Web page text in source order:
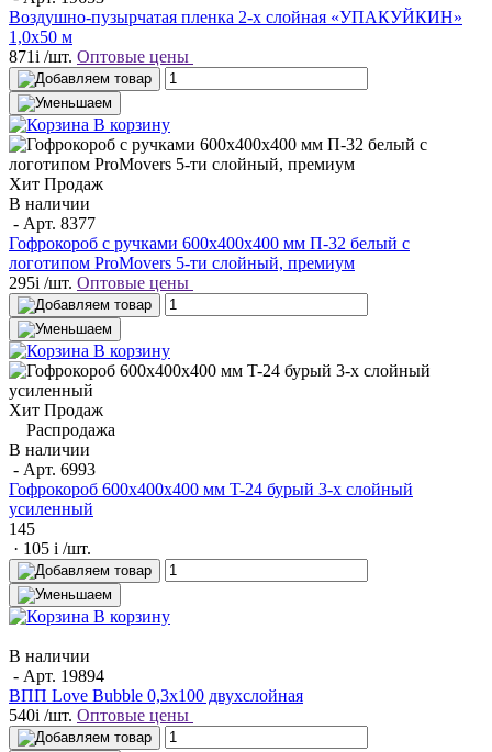
Воздушно-пузырчатая пленка 2-х слойная «УПАКУЙКИН»
1,0х50 м
871i /шт. Оптовые цены
В корзину
Хит Продаж
В наличии
- Арт. 8377
Гофрокороб с ручками 600х400х400 мм П-32 белый с
логотипом ProMovers 5-ти слойный, премиум
295i /шт. Оптовые цены
В корзину
Хит Продаж
Распродажа
В наличии
- Арт. 6993
Гофрокороб 600x400x400 мм T-24 бурый 3-х слойный
усиленный
145
· 105 i /шт.
В корзину
В наличии
- Арт. 19894
ВПП Love Bubble 0,3х100 двухслойная
540i /шт. Оптовые цены